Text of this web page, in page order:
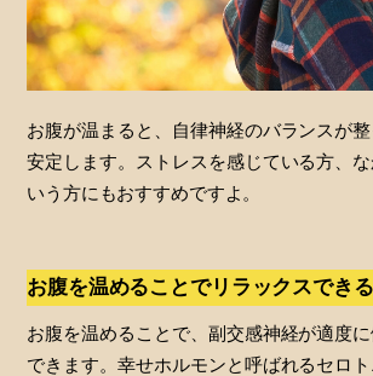
お腹が温まると、自律神経のバランスが
安定します。ストレスを感じている方、
いう方にもおすすめですよ。
お腹を温めることでリラックスできる
お腹を温めることで、副交感神経が適度
できます。幸せホルモンと呼ばれるセロ